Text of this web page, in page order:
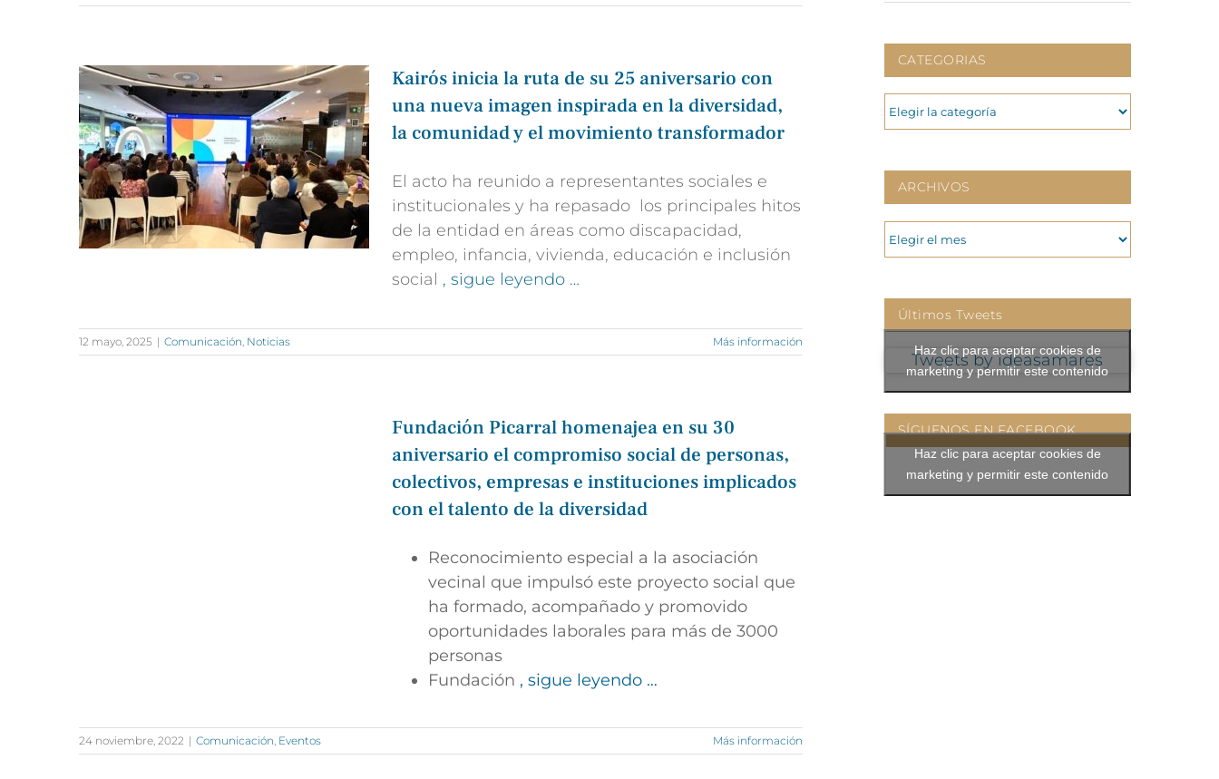
Kairós inicia la ruta de su 25 aniversario con
una nueva imagen inspirada en la diversidad,
la comunidad y el movimiento transformador
El acto ha reunido a representantes sociales e
institucionales y ha repasado los principales hitos
de la entidad en áreas como discapacidad,
empleo, infancia, vivienda, educación e inclusión
social , sigue leyendo …
12 mayo, 2025 | Comunicación, Noticias Más información
Fundación Picarral homenajea en su 30
aniversario el compromiso social de personas,
colectivos, empresas e instituciones implicados
con el talento de la diversidad
Reconocimiento especial a la asociación
vecinal que impulsó este proyecto social que
ha formado, acompañado y promovido
oportunidades laborales para más de 3000
personas
Fundación , sigue leyendo …
24 noviembre, 2022 | Comunicación, Eventos Más información
CATEGORIAS
CATEGORIAS
ARCHIVOS
ARCHIVOS
Últimos Tweets
Tweets by ideasamares
Haz clic para aceptar cookies de
marketing y permitir este contenido
SÍGUENOS EN FACEBOOK
Haz clic para aceptar cookies de
marketing y permitir este contenido